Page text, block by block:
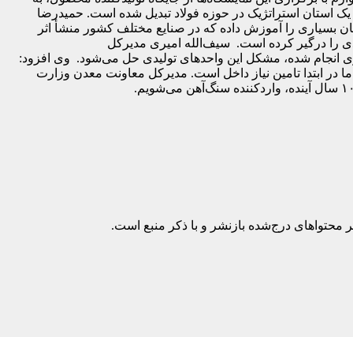
یک استان استراتژیک در حوزه فولاد تبدیل شده است. حمیدرضا
بسیاری را آموزش داده که در صنایع مختلف کشور منشأ اثر
را درگیر کرده است. سیف‌الله امیری مدیرکل
انجام شده، مشکل این واحدهای تولیدی حل می‌شود. وی افزود:
در ابتدا تامین نیاز داخل است. مدیرکل معاونت معدن وزارت